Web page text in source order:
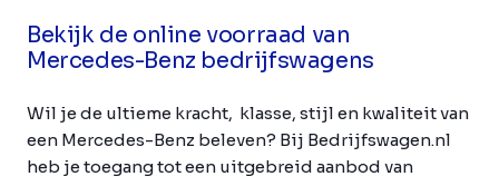
Bekijk de online voorraad van
Mercedes-Benz bedrijfswagens
Wil je de ultieme kracht, klasse, stijl en kwaliteit van
een Mercedes-Benz beleven? Bij Bedrijfswagen.nl
heb je toegang tot een uitgebreid aanbod van